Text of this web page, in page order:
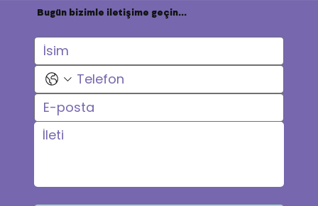
Bugün bizimle iletişime geçin...